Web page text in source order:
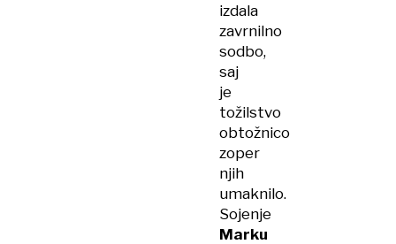
izdala
zavrnilno
sodbo,
saj
je
tožilstvo
obtožnico
zoper
njih
umaknilo.
Sojenje
Marku